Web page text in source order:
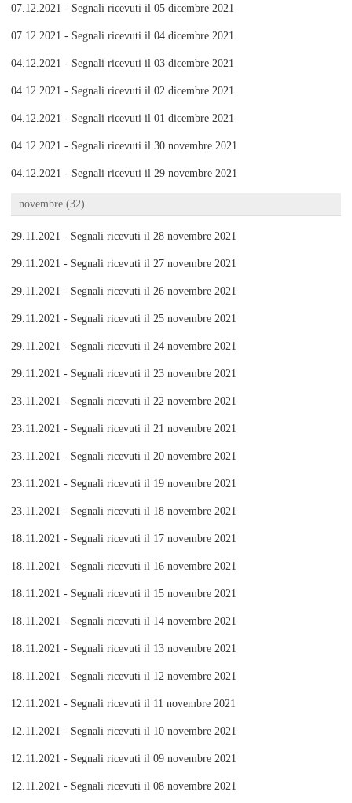
07.12.2021 - Segnali ricevuti il 05 dicembre 2021
07.12.2021 - Segnali ricevuti il 04 dicembre 2021
04.12.2021 - Segnali ricevuti il 03 dicembre 2021
04.12.2021 - Segnali ricevuti il 02 dicembre 2021
04.12.2021 - Segnali ricevuti il 01 dicembre 2021
04.12.2021 - Segnali ricevuti il 30 novembre 2021
04.12.2021 - Segnali ricevuti il 29 novembre 2021
novembre (32)
29.11.2021 - Segnali ricevuti il 28 novembre 2021
29.11.2021 - Segnali ricevuti il 27 novembre 2021
29.11.2021 - Segnali ricevuti il 26 novembre 2021
29.11.2021 - Segnali ricevuti il 25 novembre 2021
29.11.2021 - Segnali ricevuti il 24 novembre 2021
29.11.2021 - Segnali ricevuti il 23 novembre 2021
23.11.2021 - Segnali ricevuti il 22 novembre 2021
23.11.2021 - Segnali ricevuti il 21 novembre 2021
23.11.2021 - Segnali ricevuti il 20 novembre 2021
23.11.2021 - Segnali ricevuti il 19 novembre 2021
23.11.2021 - Segnali ricevuti il 18 novembre 2021
18.11.2021 - Segnali ricevuti il 17 novembre 2021
18.11.2021 - Segnali ricevuti il 16 novembre 2021
18.11.2021 - Segnali ricevuti il 15 novembre 2021
18.11.2021 - Segnali ricevuti il 14 novembre 2021
18.11.2021 - Segnali ricevuti il 13 novembre 2021
18.11.2021 - Segnali ricevuti il 12 novembre 2021
12.11.2021 - Segnali ricevuti il 11 novembre 2021
12.11.2021 - Segnali ricevuti il 10 novembre 2021
12.11.2021 - Segnali ricevuti il 09 novembre 2021
12.11.2021 - Segnali ricevuti il 08 novembre 2021